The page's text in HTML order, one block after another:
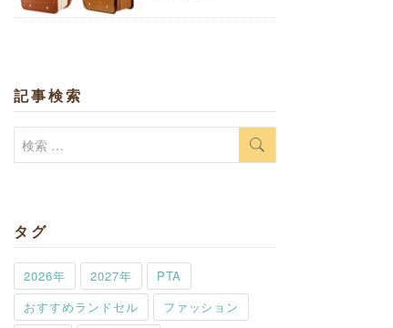
記事検索
検
タグ
2026年 2027年
PTA
おすすめランドセル
ファッション